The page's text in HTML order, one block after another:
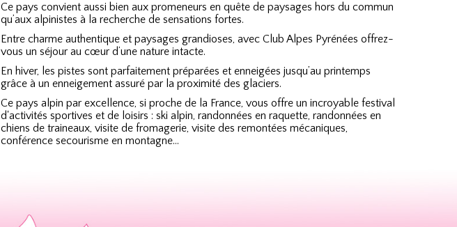
Ce pays convient aussi bien aux promeneurs en quête de paysages hors du commun
qu’aux alpinistes à la recherche de sensations fortes.
Entre charme authentique et paysages grandioses, avec Club Alpes Pyrénées offrez-
vous un séjour au cœur d’une nature intacte.
En hiver, les pistes sont parfaitement préparées et enneigées jusqu’au printemps
grâce à un enneigement assuré par la proximité des glaciers.
Ce pays alpin par excellence, si proche de la France, vous offre un incroyable festival
d'activités sportives et de loisirs : ski alpin, randonnées en raquette, randonnées en
chiens de traineaux, visite de fromagerie, visite des remontées mécaniques,
conférence secourisme en montagne…